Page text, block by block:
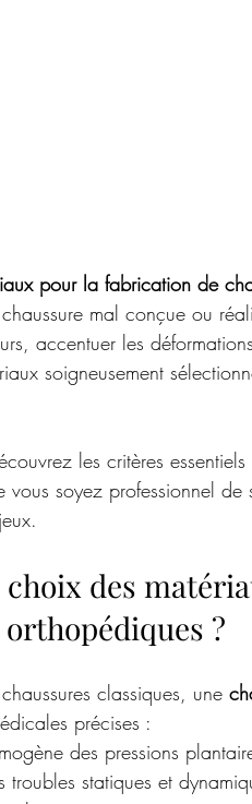
pour la fabrication de
mal conçue ou
accentuer les
soigneusement
les critères
vous soyez professionnel
choix des
?
classiques, une
précises :
des pressions
troubles statiques et